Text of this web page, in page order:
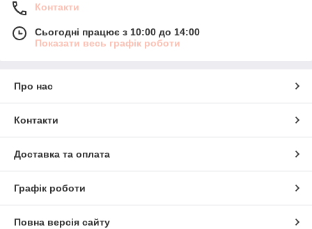
Контакти
Сьогодні працює з 10:00 до 14:00
Показати весь графік роботи
Про нас
Контакти
Доставка та оплата
Графік роботи
Повна версія сайту